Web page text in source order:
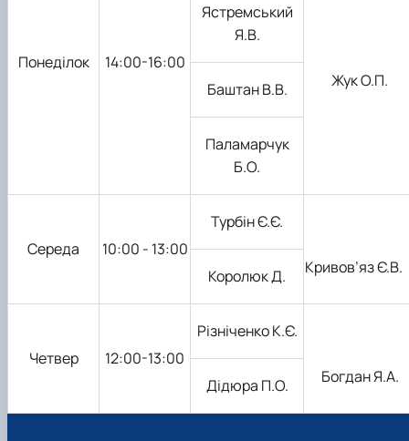
Понеділок 14:00-16:00
Жук О.П.
Ястремський
Я.В.
Баштан В.В.
Паламарчук
Б.О.
Середа 10:00 - 13:00
Турбін Є.Є.
Кривов’яз Є.В.
Королюк Д.
Четвер 12:00-13:00
Різніченко К.Є.
Богдан Я.А.
Дідюра П.О.